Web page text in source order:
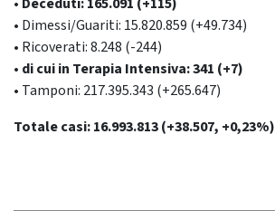
• Dimessi/Guariti: 15.820.859 (+49.734)
• Ricoverati: 8.248 (-244)
• di cui in Terapia Intensiva: 341 (+7)
• Tamponi: 217.395.343 (+265.647)
Totale casi: 16.993.813 (+38.507, +0,23%)